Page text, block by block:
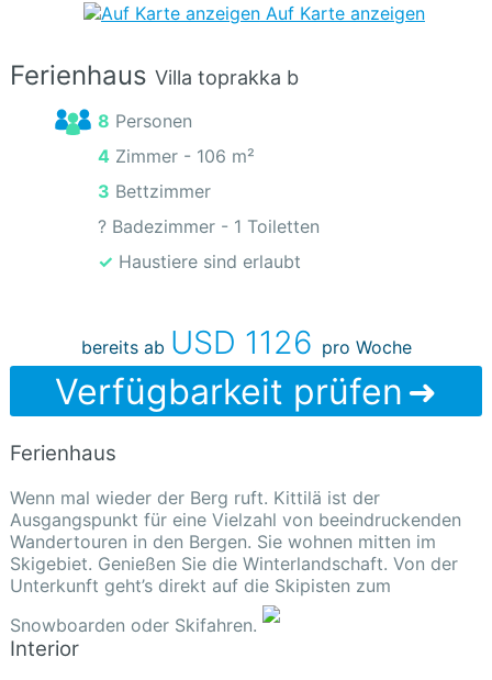
Auf Karte anzeigen
Ferienhaus Villa toprakka b
8 Personen
4 Zimmer - 106 m²
3 Bettzimmer
? Badezimmer - 1 Toiletten
✓ Haustiere sind erlaubt
bereits ab USD 1126 pro Woche
Verfügbarkeit prüfen
Ferienhaus
Wenn mal wieder der Berg ruft. Kittilä ist der
Ausgangspunkt für eine Vielzahl von beeindruckenden
Wandertouren in den Bergen. Sie wohnen mitten im
Skigebiet. Genießen Sie die Winterlandschaft. Von der
Unterkunft geht’s direkt auf die Skipisten zum
Snowboarden oder Skifahren.
Interior